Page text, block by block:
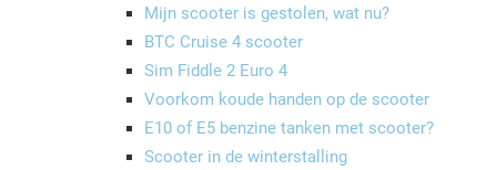
Mijn scooter is gestolen, wat nu?
BTC Cruise 4 scooter
Sim Fiddle 2 Euro 4
Voorkom koude handen op de scooter
E10 of E5 benzine tanken met scooter?
Scooter in de winterstalling